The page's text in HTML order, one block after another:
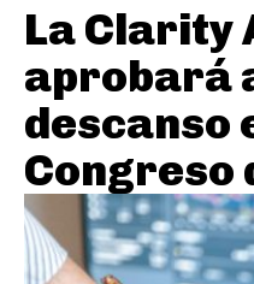
La Clarity
aprobará
descanso
Congreso